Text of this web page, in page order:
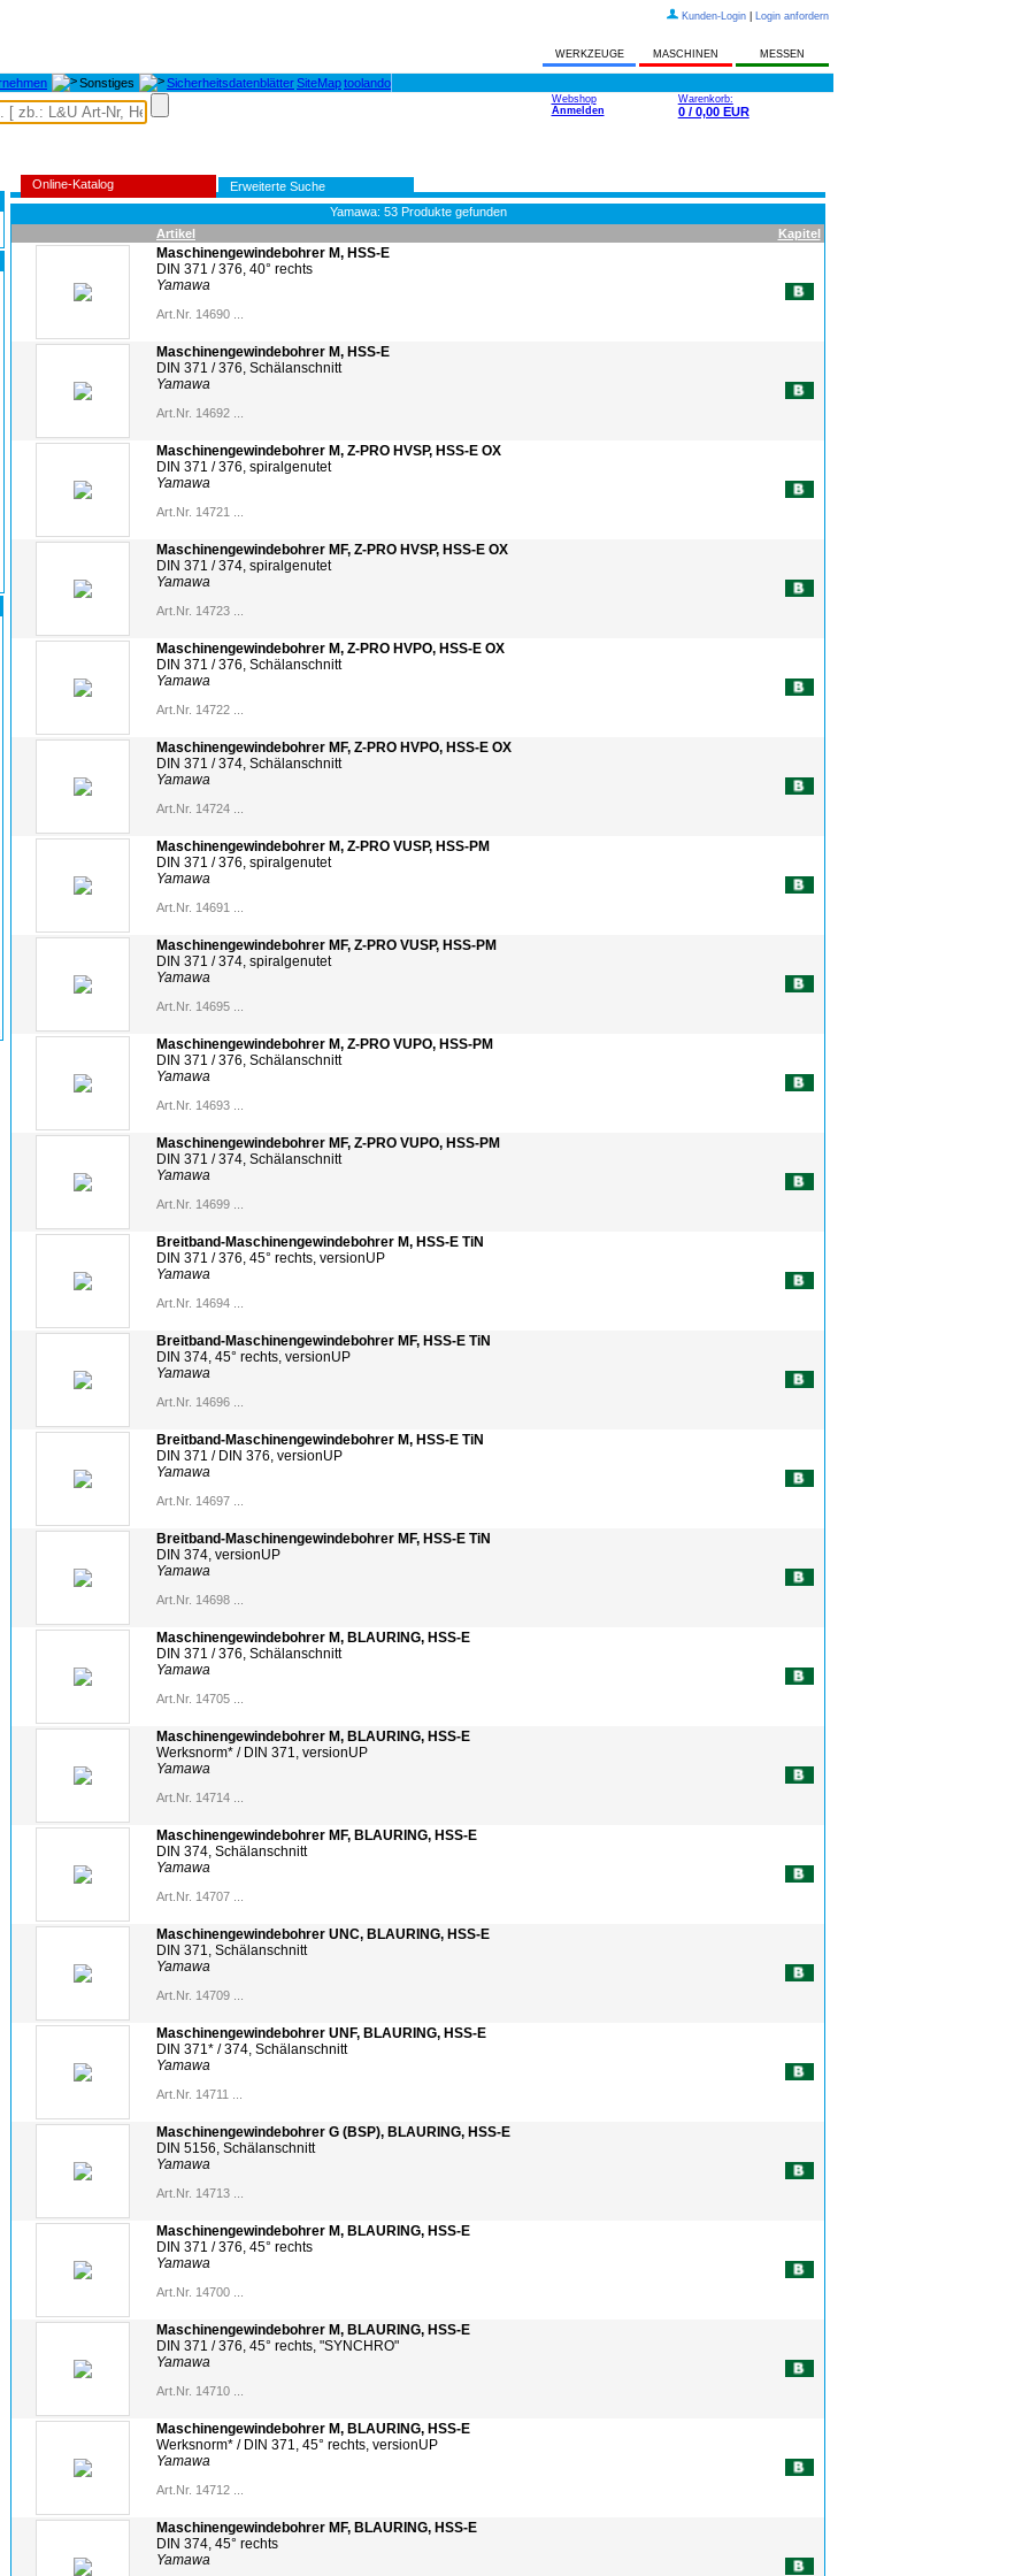
Kunden-Login Login anfordern
WERKZEUGE MASCHINEN MESSEN
Sonstiges SicherheitsdatenblätterSiteMaptoolando
Webshop
Anmelden
Warenkorb:
0 / 0,00 EUR
Online-Katalog
Erweiterte Suche
Yamawa: 53 Produkte gefunden
Artikel
Kapitel
Maschinengewindebohrer M, HSS-E
DIN 371 / 376, 40° rechts
Yamawa
Art.Nr. 14690 ...
Maschinengewindebohrer M, HSS-E
DIN 371 / 376, Schälanschnitt
Yamawa
Art.Nr. 14692 ...
Maschinengewindebohrer M, Z-PRO HVSP, HSS-E OX
DIN 371 / 376, spiralgenutet
Yamawa
Art.Nr. 14721 ...
Maschinengewindebohrer MF, Z-PRO HVSP, HSS-E OX
DIN 371 / 374, spiralgenutet
Yamawa
Art.Nr. 14723 ...
Maschinengewindebohrer M, Z-PRO HVPO, HSS-E OX
DIN 371 / 376, Schälanschnitt
Yamawa
Art.Nr. 14722 ...
Maschinengewindebohrer MF, Z-PRO HVPO, HSS-E OX
DIN 371 / 374, Schälanschnitt
Yamawa
Art.Nr. 14724 ...
Maschinengewindebohrer M, Z-PRO VUSP, HSS-PM
DIN 371 / 376, spiralgenutet
Yamawa
Art.Nr. 14691 ...
Maschinengewindebohrer MF, Z-PRO VUSP, HSS-PM
DIN 371 / 374, spiralgenutet
Yamawa
Art.Nr. 14695 ...
Maschinengewindebohrer M, Z-PRO VUPO, HSS-PM
DIN 371 / 376, Schälanschnitt
Yamawa
Art.Nr. 14693 ...
Maschinengewindebohrer MF, Z-PRO VUPO, HSS-PM
DIN 371 / 374, Schälanschnitt
Yamawa
Art.Nr. 14699 ...
Breitband-Maschinengewindebohrer M, HSS-E TiN
DIN 371 / 376, 45° rechts, versionUP
Yamawa
Art.Nr. 14694 ...
Breitband-Maschinengewindebohrer MF, HSS-E TiN
DIN 374, 45° rechts, versionUP
Yamawa
Art.Nr. 14696 ...
Breitband-Maschinengewindebohrer M, HSS-E TiN
DIN 371 / DIN 376, versionUP
Yamawa
Art.Nr. 14697 ...
Breitband-Maschinengewindebohrer MF, HSS-E TiN
DIN 374, versionUP
Yamawa
Art.Nr. 14698 ...
Maschinengewindebohrer M, BLAURING, HSS-E
DIN 371 / 376, Schälanschnitt
Yamawa
Art.Nr. 14705 ...
Maschinengewindebohrer M, BLAURING, HSS-E
Werksnorm* / DIN 371, versionUP
Yamawa
Art.Nr. 14714 ...
Maschinengewindebohrer MF, BLAURING, HSS-E
DIN 374, Schälanschnitt
Yamawa
Art.Nr. 14707 ...
Maschinengewindebohrer UNC, BLAURING, HSS-E
DIN 371, Schälanschnitt
Yamawa
Art.Nr. 14709 ...
Maschinengewindebohrer UNF, BLAURING, HSS-E
DIN 371* / 374, Schälanschnitt
Yamawa
Art.Nr. 14711 ...
Maschinengewindebohrer G (BSP), BLAURING, HSS-E
DIN 5156, Schälanschnitt
Yamawa
Art.Nr. 14713 ...
Maschinengewindebohrer M, BLAURING, HSS-E
DIN 371 / 376, 45° rechts
Yamawa
Art.Nr. 14700 ...
Maschinengewindebohrer M, BLAURING, HSS-E
DIN 371 / 376, 45° rechts, "SYNCHRO"
Yamawa
Art.Nr. 14710 ...
Maschinengewindebohrer M, BLAURING, HSS-E
Werksnorm* / DIN 371, 45° rechts, versionUP
Yamawa
Art.Nr. 14712 ...
Maschinengewindebohrer MF, BLAURING, HSS-E
DIN 374, 45° rechts
Yamawa